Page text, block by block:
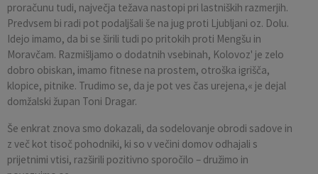
proračunu tudi, največja težava nastopi pri lastniških razmerjih.
Predvsem bi radi pot podaljšali še na jug proti Ljubljani oz. Dolu.
Idejo imamo, da bi se širili tudi po pritokih proti Mengšu in
Moravčam. Razmišljamo o dodatnih vsebinah, Kolovoz' je zelo
dobro obiskan, imamo fitnese na prostem, otroška igrišča,
klopice, pitnike. Trudimo se, da je pot ves čas urejena,« je dejal
domžalski župan Toni Dragar.
Še enkrat znova smo dokazali, da sodelovanje obrodi sadove in
z več kot tisoč pohodniki, ki so v večini domov odhajali s
prijetnimi vtisi, razširili pozitivno sporočilo – družimo in